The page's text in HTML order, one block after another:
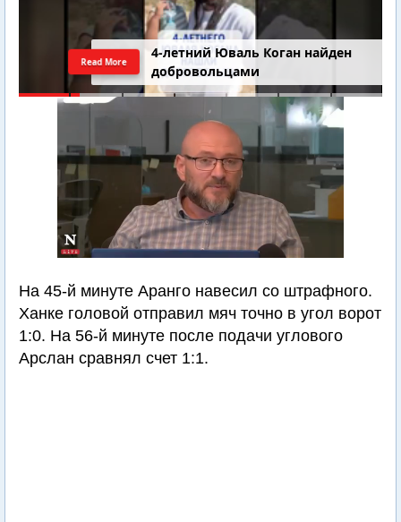
4-летний Юваль Коган найден
добровольцами
Read More
На 45-й минуте Аранго навесил со штрафного.
Ханке головой отправил мяч точно в угол ворот
1:0. На 56-й минуте после подачи углового
Арслан сравнял счет 1:1.